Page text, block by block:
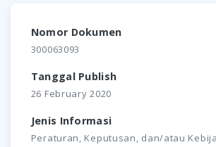
Nomor Dokumen
300063093
Tanggal Publish
26 February 2020
Jenis Informasi
Peraturan, Keputusan, dan/atau